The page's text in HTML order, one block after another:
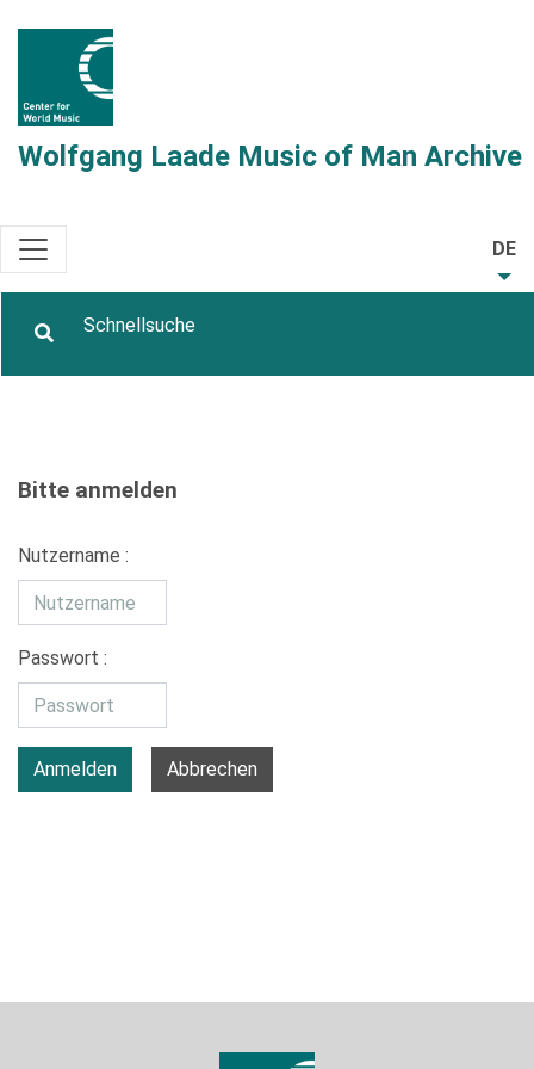
Wolfgang Laade Music of Man Archive
DE
Bitte anmelden
Nutzername :
Passwort :
Anmelden Abbrechen